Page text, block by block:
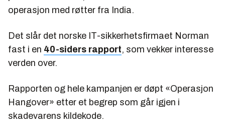
operasjon med røtter fra India.
Det slår det norske IT-sikkerhetsfirmaet Norman
fast i en 40-siders rapport, som vekker interesse
verden over.
Rapporten og hele kampanjen er døpt «Operasjon
Hangover» etter et begrep som går igjen i
skadevarens kildekode.